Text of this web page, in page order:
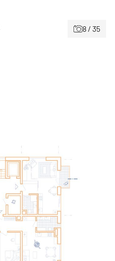
8 / 35